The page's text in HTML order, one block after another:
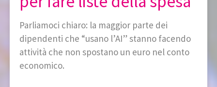
Parliamoci chiaro: la maggior parte dei
dipendenti che “usano l’AI” stanno facendo
attività che non spostano un euro nel conto
economico.